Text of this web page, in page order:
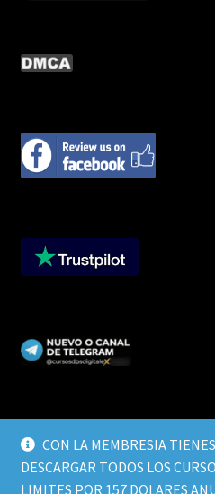
CON LA MEMBRESIA
DESCARGAR TODOS LOS
LIMITES POR 157 DOLARES
© CURSOS DIGITALEX 2026